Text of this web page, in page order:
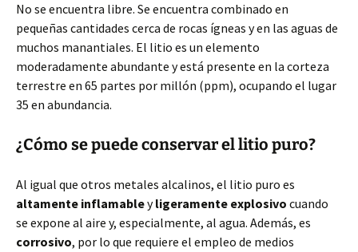
No se encuentra libre. Se encuentra combinado en
pequeñas cantidades cerca de rocas ígneas y en las aguas de
muchos manantiales. El litio es un elemento
moderadamente abundante y está presente en la corteza
terrestre en 65 partes por millón (ppm), ocupando el lugar
35 en abundancia.
¿Cómo se puede conservar el litio puro?
Al igual que otros metales alcalinos, el litio puro es
altamente inflamableyligeramente explosivo cuando
se expone al aire y, especialmente, al agua. Además, es
corrosivo, por lo que requiere el empleo de medios